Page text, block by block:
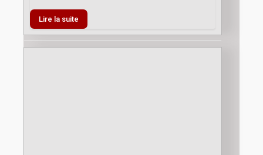
Lire la suite